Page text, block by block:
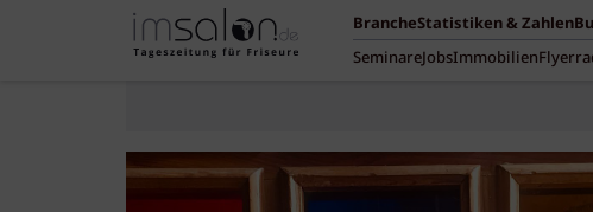
BrancheStatistiken & Zahlen
SeminareJobsImmobilien